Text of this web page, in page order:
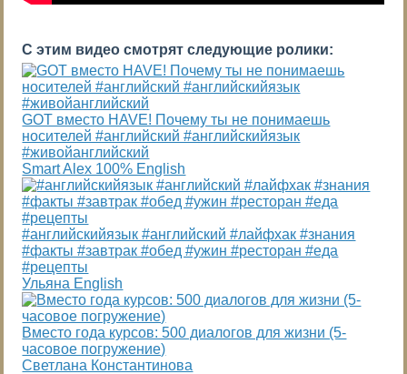
С этим видео смотрят следующие ролики:
GOT вместо HAVE! Почему ты не понимаешь
носителей #английский #английскийязык
#живойанглийский
Smart Alex 100% English
#английскийязык #английский #лайфхак #знания
#факты #завтрак #обед #ужин #ресторан #еда
#рецепты
Ульяна English
Вместо года курсов: 500 диалогов для жизни (5-
часовое погружение)
Светлана Константинова